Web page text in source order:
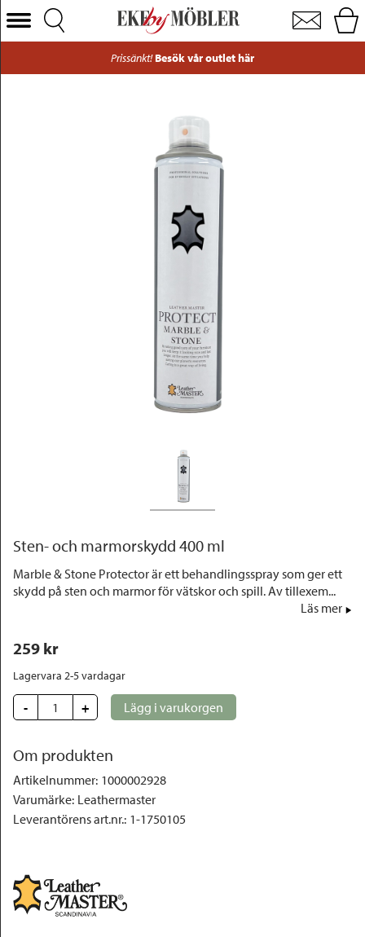
Sten- och marmorskydd 400 ml
Välj Kategori
Prissänkt! Besök vår outlet här
Sten- och marmorskydd 400 ml
Marble & Stone Protector är ett behandlingsspray som ger ett
skydd på sten och marmor för vätskor och spill. Av tillexem...
Läs mer
259 kr
Lagervara 2-5 vardagar
- + Lägg i varukorgen
Om produkten
Artikelnummer: 1000002928
Varumärke: Leathermaster
Leverantörens art.nr.: 1-1750105